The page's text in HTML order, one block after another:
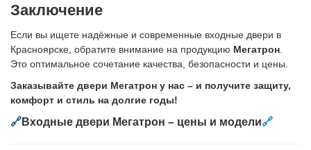
Заключение
Если вы ищете надёжные и современные входные двери в
Красноярске, обратите внимание на продукцию Мегатрон
Это оптимальное сочетание качества, безопасности и цены.
Заказывайте двери Мегатрон у нас – и получите защиту,
комфорт и стиль на долгие годы!
🔗Входные двери Мегатрон – цены и модели🔗